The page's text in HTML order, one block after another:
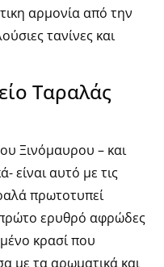
αρμονία από την
τανίνες και
Ταραλάς
Ξινόμαυρου – και
είναι αυτό με τις
πρωτοτυπεί
ερυθρό αφρώδες
κρασί που
με τα αρωματικά και